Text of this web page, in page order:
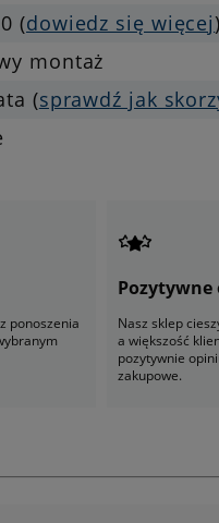
(dowiedz się więcej)
montaż
(sprawdź jak
ponoszenia
Pozytywne
Nasz sklep
a większość
pozytywnie
zakupowe.